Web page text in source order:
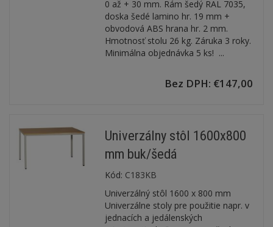
0 až + 30 mm. Rám šedý RAL 7035,
doska šedé lamino hr. 19 mm +
obvodová ABS hrana hr. 2 mm.
Hmotnosť stolu 26 kg. Záruka 3 roky.
Minimálna objednávka 5 ks! ...
Bez DPH: €147,00
Univerzálny stôl 1600x800
mm buk/šedá
Kód: C183KB
Univerzálný stôl 1600 x 800 mm
Univerzálne stoly pre použitie napr. v
jednacích a jedálenských